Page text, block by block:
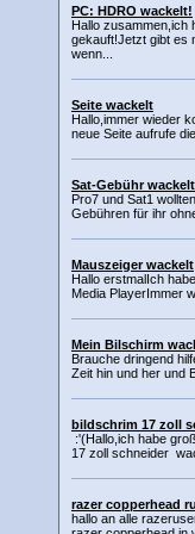
PC: HDRO wackelt!
Hallo
gekauft!Jetzt gibt es
wenn...
Seite wackelt
Hallo,immer wieder
neue Seite aufrufe
Sat-Gebühr wackelt
Pro7 und Sat1
Gebühren für ihr
Mauszeiger wackelt
Hallo erstmalIch
Media PlayerImmer
Mein Bilschirm
Brauche dringend
Zeit hin und her und
bildschrim 17 zoll
:'(Hallo,ich habe
17 zoll schneider
razer copperhead
hallo an alle